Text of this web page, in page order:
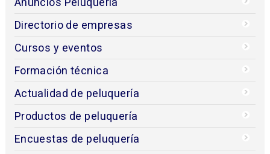
Directorio de empresas
Cursos y eventos
Formación técnica
Actualidad de peluquería
Productos de peluquería
Encuestas de peluquería